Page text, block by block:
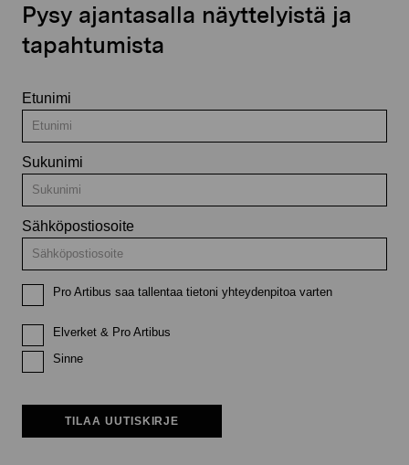
Pysy ajantasalla näyttelyistä ja
tapahtumista
Etunimi
Sukunimi
Sähköpostiosoite
Pro Artibus saa tallentaa tietoni yhteydenpitoa varten
Elverket & Pro Artibus
Sinne
TILAA UUTISKIRJE